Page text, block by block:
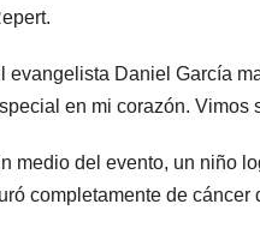
evangelista Daniel García
en mi corazón. Vimos
medio del evento, un niño
completamente de cáncer